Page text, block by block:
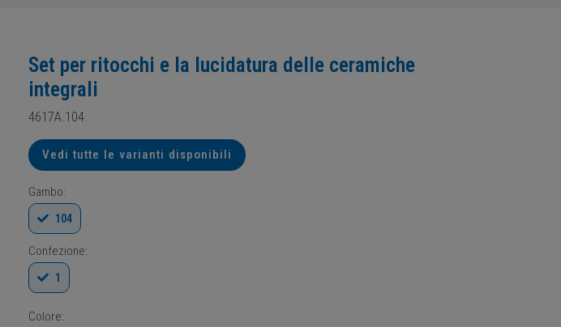
Set per ritocchi e la lucidatura delle ceramiche
integrali
4617A.104.
Vedi tutte le varianti disponibili
Gambo:
104
Confezione:
1
Colore: